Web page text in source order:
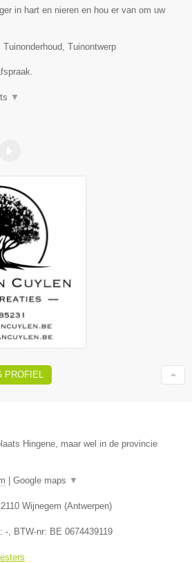
in hart en nieren en hou er van om uw
Tuinontwerp
▼
PROFIEL
Hingene, maar wel in de provincie
| Google maps ▼
2110 Wijnegem (Antwerpen)
- , BTW-nr: BE 0674439119